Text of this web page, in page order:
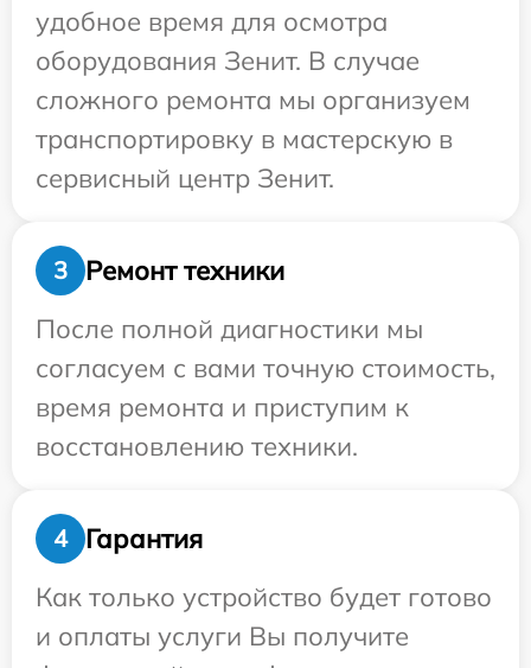
удобное время для осмотра
оборудования Зенит. В случае
сложного ремонта мы организуем
транспортировку в мастерскую в
сервисный центр Зенит.
3
Ремонт техники
После полной диагностики мы
согласуем с вами точную стоимость,
время ремонта и приступим к
восстановлению техники.
4
Гарантия
Как только устройство будет готово
и оплаты услуги Вы получите